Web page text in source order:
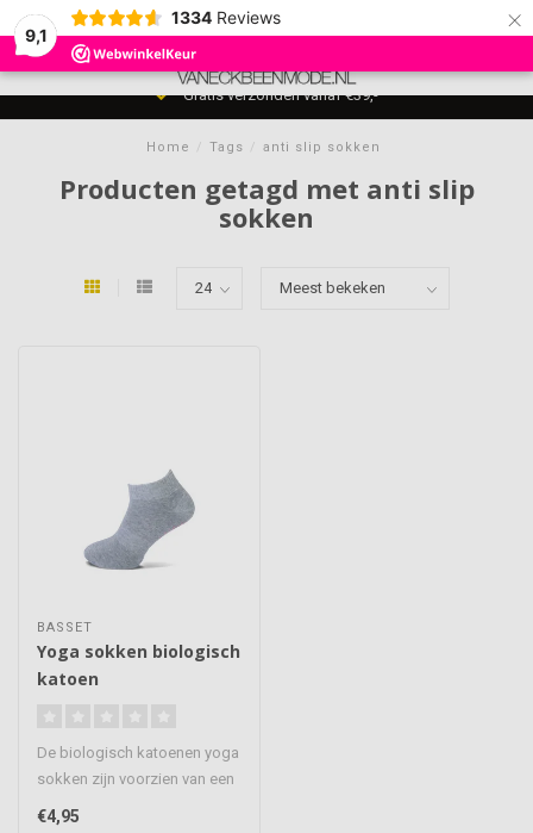
9,1
1334 Reviews ×
MENU
0
Gratis verzonden vanaf €39,-
Home / Tags / anti slip sokken
Producten getagd met anti slip
sokken
BASSET
Yoga sokken biologisch
katoen
De biologisch katoenen yoga
sokken zijn voorzien van een
anti slip zool waardoor..
€4,95